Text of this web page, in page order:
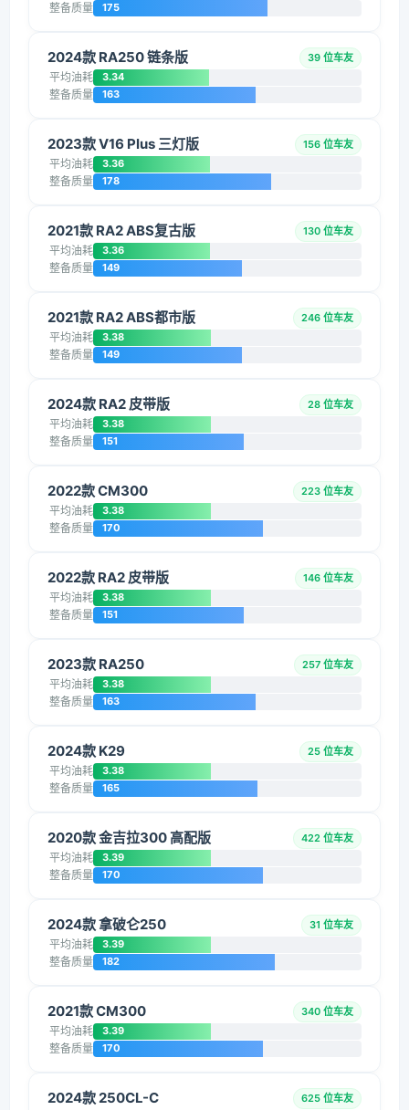
整备质量 175
2024款 RA250 链条版 39 位车友
平均油耗 3.34
整备质量 163
2023款 V16 Plus 三灯版 156 位车友
平均油耗 3.36
整备质量 178
2021款 RA2 ABS复古版 130 位车友
平均油耗 3.36
整备质量 149
2021款 RA2 ABS都市版 246 位车友
平均油耗 3.38
整备质量 149
2024款 RA2 皮带版 28 位车友
平均油耗 3.38
整备质量 151
2022款 CM300 223 位车友
平均油耗 3.38
整备质量 170
2022款 RA2 皮带版 146 位车友
平均油耗 3.38
整备质量 151
2023款 RA250 257 位车友
平均油耗 3.38
整备质量 163
2024款 K29 25 位车友
平均油耗 3.38
整备质量 165
2020款 金吉拉300 高配版 422 位车友
平均油耗 3.39
整备质量 170
2024款 拿破仑250 31 位车友
平均油耗 3.39
整备质量 182
2021款 CM300 340 位车友
平均油耗 3.39
整备质量 170
2024款 250CL-C 625 位车友